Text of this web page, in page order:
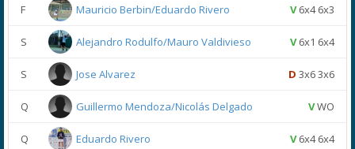
F Mauricio Berbin/Eduardo Rivero V6x4 6x3
S Alejandro Rodulfo/Mauro Valdivieso V6x1 6x4
S Jose Alvarez D 3x6 3x6
Q Guillermo Mendoza/Nicolás Delgado VWO
Q Eduardo Rivero V6x4 6x4